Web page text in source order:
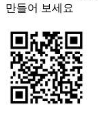
만들어 보세요